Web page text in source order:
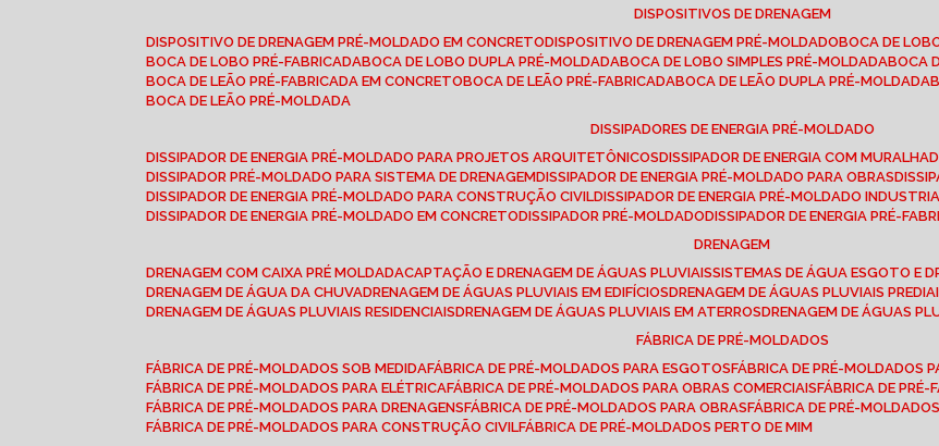
DISPOSITIVOS DE DRENAGEM
DISPOSITIVO DE DRENAGEM PRÉ-MOLDADO EM CONCRETO DISPOSITIVO DE DRENAGEM PRÉ-MOLDADO BOCA DE
BOCA DE LOBO PRÉ-FABRICADA BOCA DE LOBO DUPLA PRÉ-MOLDADA BOCA DE LOBO SIMPLES PRÉ-MOLDADA BOCA
BOCA DE LEÃO PRÉ-FABRICADA EM CONCRETO BOCA DE LEÃO PRÉ-FABRICADA BOCA DE LEÃO DUPLA PRÉ-MOLDADA
BOCA DE LEÃO PRÉ-MOLDADA
DISSIPADORES DE ENERGIA PRÉ-MOLDADO
DISSIPADOR DE ENERGIA PRÉ-MOLDADO PARA PROJETOS ARQUITETÔNICOS DISSIPADOR DE ENERGIA COM MURALHA
DISSIPADOR PRÉ-MOLDADO PARA SISTEMA DE DRENAGEM DISSIPADOR DE ENERGIA PRÉ-MOLDADO PARA OBRAS
DISSIPADOR DE ENERGIA PRÉ-MOLDADO PARA CONSTRUÇÃO CIVIL DISSIPADOR DE ENERGIA PRÉ-MOLDADO
DISSIPADOR DE ENERGIA PRÉ-MOLDADO EM CONCRETO DISSIPADOR PRÉ-MOLDADO DISSIPADOR DE ENERGIA PRÉ-
DRENAGEM
DRENAGEM COM CAIXA PRÉ MOLDADA CAPTAÇÃO E DRENAGEM DE ÁGUAS PLUVIAIS SISTEMAS DE ÁGUA ESGOTO E
DRENAGEM DE ÁGUA DA CHUVA DRENAGEM DE ÁGUAS PLUVIAIS EM EDIFÍCIOS DRENAGEM DE ÁGUAS PLUVIAIS
DRENAGEM DE ÁGUAS PLUVIAIS RESIDENCIAIS DRENAGEM DE ÁGUAS PLUVIAIS EM ATERROS DRENAGEM DE ÁGUAS
FÁBRICA DE PRÉ-MOLDADOS
FÁBRICA DE PRÉ-MOLDADOS SOB MEDIDA FÁBRICA DE PRÉ-MOLDADOS PARA ESGOTOS FÁBRICA DE PRÉ-MOLDADOS
FÁBRICA DE PRÉ-MOLDADOS PARA ELÉTRICA FÁBRICA DE PRÉ-MOLDADOS PARA OBRAS COMERCIAIS FÁBRICA DE PRÉ-
FÁBRICA DE PRÉ-MOLDADOS PARA DRENAGENS FÁBRICA DE PRÉ-MOLDADOS PARA OBRAS FÁBRICA DE PRÉ-
FÁBRICA DE PRÉ-MOLDADOS PARA CONSTRUÇÃO CIVIL FÁBRICA DE PRÉ-MOLDADOS PERTO DE MIM